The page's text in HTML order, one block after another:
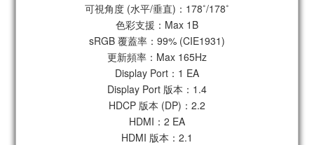
可視角度 (水平/垂直)：178˚/178˚
色彩支援：Max 1B
sRGB 覆蓋率：99% (CIE1931)
更新頻率：Max 165Hz
Display Port：1 EA
Display Port 版本：1.4
HDCP 版本 (DP)：2.2
HDMI：2 EA
HDMI 版本：2.1